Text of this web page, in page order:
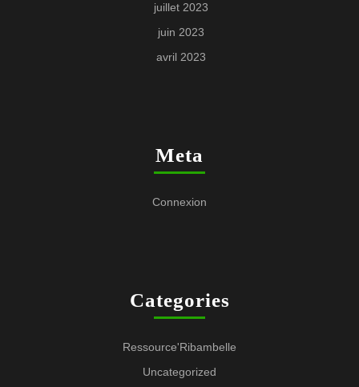
juillet 2023
juin 2023
avril 2023
Meta
Connexion
Categories
Ressource'Ribambelle
Uncategorized